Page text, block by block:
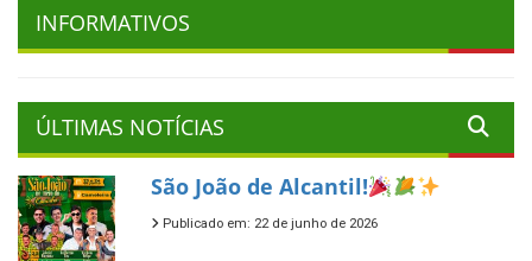
INFORMATIVOS
ÚLTIMAS NOTÍCIAS
São João de Alcantil!
Publicado em: 22 de junho de 2026